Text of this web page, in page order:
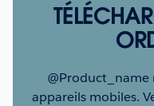
@Product_name
appareils mobiles.